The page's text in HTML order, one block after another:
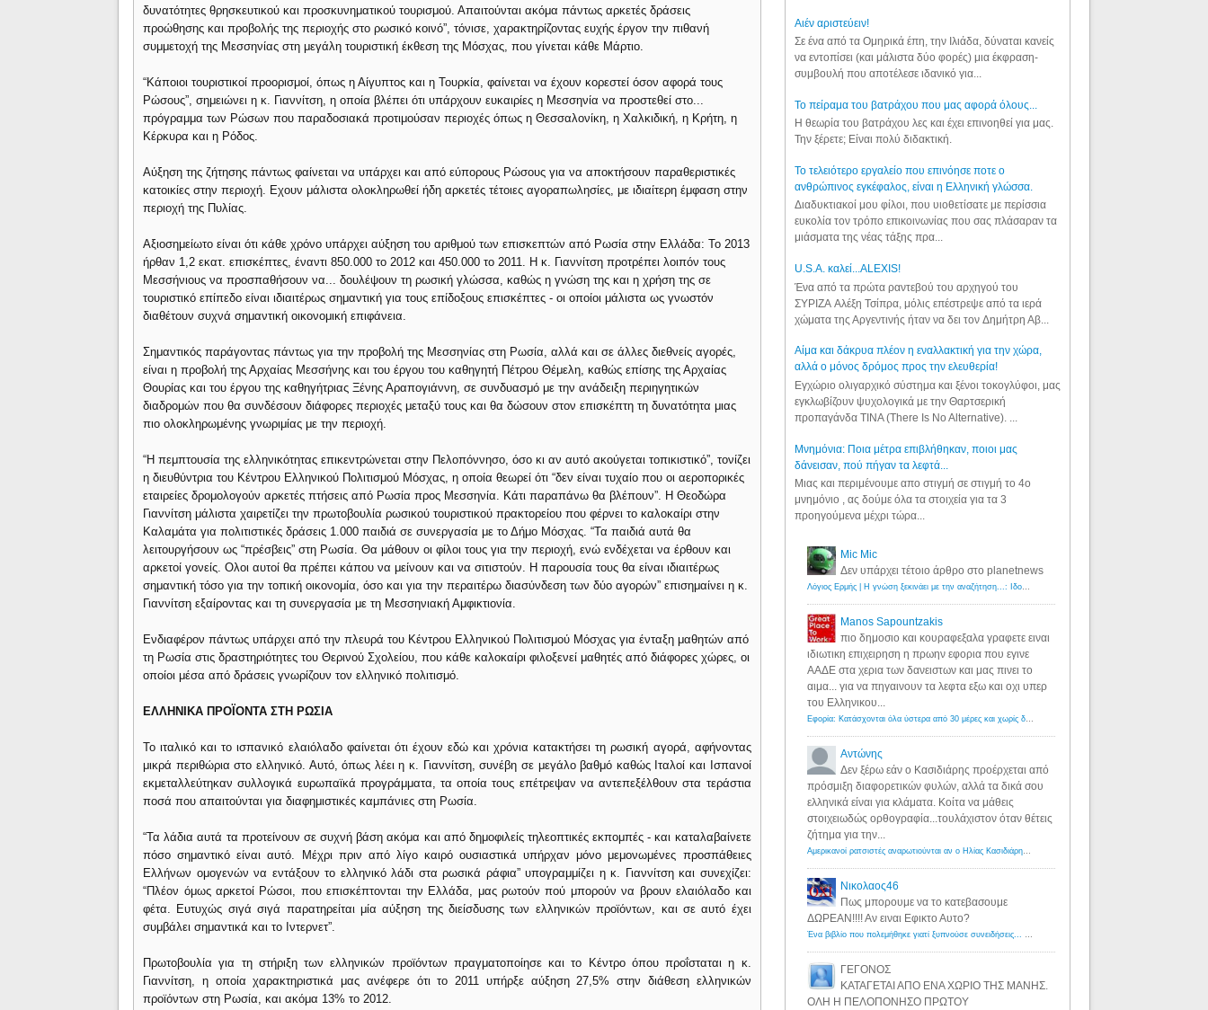
δυνατότητες θρησκευτικού και προσκυνηματικού τουρισμού. Απαιτούνται ακόμα πάντως αρκετές δράσεις
προώθησης και προβολής της περιοχής στο ρωσικό κοινό”, τόνισε, χαρακτηρίζοντας ευχής έργον την πιθανή
συμμετοχή της Μεσσηνίας στη μεγάλη τουριστική έκθεση της Μόσχας, που γίνεται κάθε Μάρτιο.
“Κάποιοι τουριστικοί προορισμοί, όπως η Αίγυπτος και η Τουρκία, φαίνεται να έχουν κορεστεί όσον αφορά τους
Ρώσους”, σημειώνει η κ. Γιαννίτση, η οποία βλέπει ότι υπάρχουν ευκαιρίες η Μεσσηνία να προστεθεί στο...
πρόγραμμα των Ρώσων που παραδοσιακά προτιμούσαν περιοχές όπως η Θεσσαλονίκη, η Χαλκιδική, η Κρήτη, η
Κέρκυρα και η Ρόδος.
Αύξηση της ζήτησης πάντως φαίνεται να υπάρχει και από εύπορους Ρώσους για να αποκτήσουν παραθεριστικές
κατοικίες στην περιοχή. Εχουν μάλιστα ολοκληρωθεί ήδη αρκετές τέτοιες αγοραπωλησίες, με ιδιαίτερη έμφαση στην
περιοχή της Πυλίας.
Αξιοσημείωτο είναι ότι κάθε χρόνο υπάρχει αύξηση του αριθμού των επισκεπτών από Ρωσία στην Ελλάδα: Το 2013
ήρθαν 1,2 εκατ. επισκέπτες, έναντι 850.000 το 2012 και 450.000 το 2011. Η κ. Γιαννίτση προτρέπει λοιπόν τους
Μεσσήνιους να προσπαθήσουν να... δουλέψουν τη ρωσική γλώσσα, καθώς η γνώση της και η χρήση της σε
τουριστικό επίπεδο είναι ιδιαιτέρως σημαντική για τους επίδοξους επισκέπτες - οι οποίοι μάλιστα ως γνωστόν
διαθέτουν συχνά σημαντική οικονομική επιφάνεια.
Σημαντικός παράγοντας πάντως για την προβολή της Μεσσηνίας στη Ρωσία, αλλά και σε άλλες διεθνείς αγορές,
είναι η προβολή της Αρχαίας Μεσσήνης και του έργου του καθηγητή Πέτρου Θέμελη, καθώς επίσης της Αρχαίας
Θουρίας και του έργου της καθηγήτριας Ξένης Αραπογιάννη, σε συνδυασμό με την ανάδειξη περιηγητικών
διαδρομών που θα συνδέσουν διάφορες περιοχές μεταξύ τους και θα δώσουν στον επισκέπτη τη δυνατότητα μιας
πιο ολοκληρωμένης γνωριμίας με την περιοχή.
“Η πεμπτουσία της ελληνικότητας επικεντρώνεται στην Πελοπόννησο, όσο κι αν αυτό ακούγεται τοπικιστικό”, τονίζει
η διευθύντρια του Κέντρου Ελληνικού Πολιτισμού Μόσχας, η οποία θεωρεί ότι “δεν είναι τυχαίο που οι αεροπορικές
εταιρείες δρομολογούν αρκετές πτήσεις από Ρωσία προς Μεσσηνία. Κάτι παραπάνω θα βλέπουν”. Η Θεοδώρα
Γιαννίτση μάλιστα χαιρετίζει την πρωτοβουλία ρωσικού τουριστικού πρακτορείου που φέρνει το καλοκαίρι στην
Καλαμάτα για πολιτιστικές δράσεις 1.000 παιδιά σε συνεργασία με το Δήμο Μόσχας. “Τα παιδιά αυτά θα
λειτουργήσουν ως “πρέσβεις” στη Ρωσία. Θα μάθουν οι φίλοι τους για την περιοχή, ενώ ενδέχεται να έρθουν και
αρκετοί γονείς. Ολοι αυτοί θα πρέπει κάπου να μείνουν και να σιτιστούν. Η παρουσία τους θα είναι ιδιαιτέρως
σημαντική τόσο για την τοπική οικονομία, όσο και για την περαιτέρω διασύνδεση των δύο αγορών” επισημαίνει η κ.
Γιαννίτση εξαίροντας και τη συνεργασία με τη Μεσσηνιακή Αμφικτιονία.
Ενδιαφέρον πάντως υπάρχει από την πλευρά του Κέντρου Ελληνικού Πολιτισμού Μόσχας για ένταξη μαθητών από
τη Ρωσία στις δραστηριότητες του Θερινού Σχολείου, που κάθε καλοκαίρι φιλοξενεί μαθητές από διάφορες χώρες, οι
οποίοι μέσα από δράσεις γνωρίζουν τον ελληνικό πολιτισμό.
ΕΛΛΗΝΙΚΑ ΠΡΟΪΟΝΤΑ ΣΤΗ ΡΩΣΙΑ
Το ιταλικό και το ισπανικό ελαιόλαδο φαίνεται ότι έχουν εδώ και χρόνια κατακτήσει τη ρωσική αγορά, αφήνοντας
μικρά περιθώρια στο ελληνικό. Αυτό, όπως λέει η κ. Γιαννίτση, συνέβη σε μεγάλο βαθμό καθώς Ιταλοί και Ισπανοί
εκμεταλλεύτηκαν συλλογικά ευρωπαϊκά προγράμματα, τα οποία τους επέτρεψαν να αντεπεξέλθουν στα τεράστια
ποσά που απαιτούνται για διαφημιστικές καμπάνιες στη Ρωσία.
“Τα λάδια αυτά τα προτείνουν σε συχνή βάση ακόμα και από δημοφιλείς τηλεοπτικές εκπομπές - και καταλαβαίνετε
πόσο σημαντικό είναι αυτό. Μέχρι πριν από λίγο καιρό ουσιαστικά υπήρχαν μόνο μεμονωμένες προσπάθειες
Ελλήνων ομογενών να εντάξουν το ελληνικό λάδι στα ρωσικά ράφια” υπογραμμίζει η κ. Γιαννίτση και συνεχίζει:
“Πλέον όμως αρκετοί Ρώσοι, που επισκέπτονται την Ελλάδα, μας ρωτούν πού μπορούν να βρουν ελαιόλαδο και
φέτα. Ευτυχώς σιγά σιγά παρατηρείται μία αύξηση της διείσδυσης των ελληνικών προϊόντων, και σε αυτό έχει
συμβάλει σημαντικά και το Ιντερνετ”.
Πρωτοβουλία για τη στήριξη των ελληνικών προϊόντων πραγματοποίησε και το Κέντρο όπου προΐσταται η κ.
Γιαννίτση, η οποία χαρακτηριστικά μας ανέφερε ότι το 2011 υπήρξε αύξηση 27,5% στην διάθεση ελληνικών
προϊόντων στη Ρωσία, και ακόμα 13% το 2012.
Aιέν αριστεύειν!
Σε ένα από τα Ομηρικά έπη, την Ιλιάδα, δύναται κανείς
να εντοπίσει (και μάλιστα δύο φορές) μια έκφραση-
συμβουλή που αποτέλεσε ιδανικό για...
Το πείραμα του βατράχου που μας αφορά όλους...
Η θεωρία του βατράχου λες και έχει επινοηθεί για μας.
Την ξέρετε; Είναι πολύ διδακτική.
Το τελειότερο εργαλείο που επινόησε ποτε ο
ανθρώπινος εγκέφαλος, είναι η Ελληνική γλώσσα.
Διαδυκτιακοί μου φίλοι, που υιοθετίσατε με περίσσια
ευκολία τον τρόπο επικοινωνίας που σας πλάσαραν τα
μιάσματα της νέας τάξης πρα...
U.S.A. καλεί...ALEXIS!
Ένα από τα πρώτα ραντεβού του αρχηγού του
ΣΥΡΙΖΑ Αλέξη Τσίπρα, μόλις επέστρεψε από τα ιερά
χώματα της Αργεντινής ήταν να δει τον Δημήτρη Αβ...
Αίμα και δάκρυα πλέον η εναλλακτική για την χώρα,
αλλά ο μόνος δρόμος προς την ελευθερία!
Εγχώριο ολιγαρχικό σύστημα και ξένοι τοκογλύφοι, μας
εγκλωβίζουν ψυχολογικά με την Θαρτσερική
προπαγάνδα TINA (There Is No Alternative). ...
Μνημόνια: Ποια μέτρα επιβλήθηκαν, ποιοι μας
δάνεισαν, πού πήγαν τα λεφτά...
Μιας και περιμένουμε απο στιγμή σε στιγμή το 4ο
μνημόνιο , ας δούμε όλα τα στοιχεία για τα 3
προηγούμενα μέχρι τώρα...
Mic Mic
Δεν υπάρχει τέτοιο άρθρο στο planetnews
Λόγιος Ερμής | Η γνώση ξεκινάει με την αναζήτηση...: Ιδού οι 18 που χρωστούν 11 δις ευρώ!
Manos Sapountzakis
πιο δημοσιο και κουραφεξαλα γραφετε ειναι
ιδιωτικη επιχειρηση η πρωην εφορια που εγινε
ΑΑΔΕ στα χερια των δανειστων και μας πινει το
αιμα... για να πηγαινουν τα λεφτα εξω και οχι υπερ
του Ελληνικου...
Εφορία: Κατάσχονται όλα ύστερα από 30 μέρες και χωρίς δικαστικές αποφάσεις - Λόγιος Ερμής
Αντώνης
Δεν ξέρω εάν ο Κασιδιάρης προέρχεται από
πρόσμιξη διαφορετικών φυλών, αλλά τα δικά σου
ελληνικά είναι για κλάματα. Κοίτα να μάθεις
στοιχειωδώς ορθογραφία...τουλάχιστον όταν θέτεις
ζήτημα για την...
Αμερικανοί ρατσιστές αναρωτιούνται αν ο Ηλίας Κασιδιάρης ανήκει στη λευκή φυλή... - Λόγιος Ερμής
Νικολαος46
Πως μπορουμε να το κατεβασουμε
ΔΩΡΕΑΝ!!!! Αν ειναι Εφικτο Αυτο?
Ένα βιβλίο που πολεμήθηκε γιατί ξυπνούσε συνειδήσεις... - Λόγιος Ερμής | Η γνώση ξεκινάει με την αναζήτηση...
ΓΕΓΟΝΟΣ
ΚΑΤΑΓΕΤΑΙ ΑΠΟ ΕΝΑ ΧΩΡΙΟ ΤΗΣ ΜΑΝΗΣ.
ΟΛΗ Η ΠΕΛΟΠΟΝΗΣΟ ΠΡΩΤΟΥ